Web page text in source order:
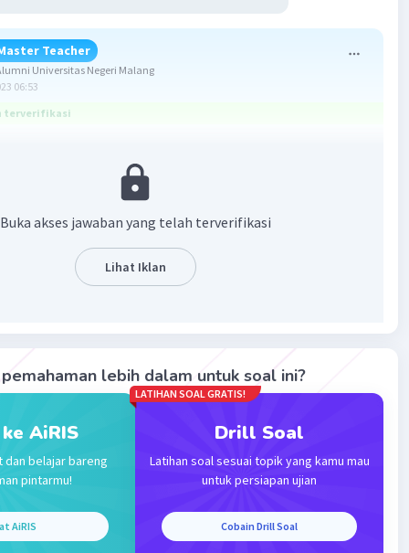
Teacher
Universitas Negeri Malang
06:53
terverifikasi
persamaan kuadrat ax +bx+c=0, rumus kuadratik
akar-akar persamaan kuadrat adalah
2a dengan D=b2-4ac.
itu, akar-akar persamaan kuadratnya adalah
(2(2))
4
4 atau b = (6-2√3)/4
2 = (3-√3)/2
Buka akses jawaban yang telah terverifikasi
Lihat Iklan
lebih dalam untuk soal ini?
AiRIS
dan belajar bareng
pintarmu!
AiRIS
LATIHAN SOAL GRATIS!
Drill Soal
Latihan soal sesuai topik yang kamu mau
untuk persiapan ujian
Cobain Drill Soal